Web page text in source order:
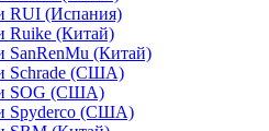
RUI (Испания)
Ruike (Китай)
SanRenMu (Китай)
Schrade (США)
SOG (США)
Spyderco (США)